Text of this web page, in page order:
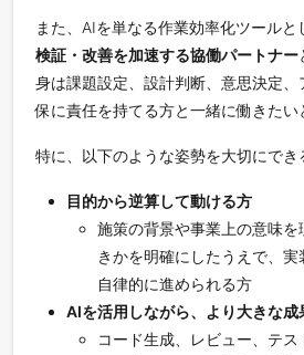
また、AIを単なる作業効率化ツールと
検証・改善を加速する協働パートナー
身は課題設定、設計判断、意思決定、
保に責任を持てる方と一緒に働きたい
特に、以下のような姿勢を大切にでき
目的から逆算して動ける方
施策の背景や事業上の意味
きかを明確にしたうえで、
自律的に進められる方
AIを活用しながら、より大きな成
コード生成、レビュー、テ